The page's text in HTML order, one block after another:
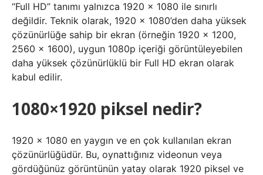
“Full HD” tanımı yalnızca 1920 x 1080 ile sınırlı
değildir. Teknik olarak, 1920 x 1080’den daha yüksek
çözünürlüğe sahip bir ekran (örneğin 1920 x 1200,
2560 x 1600), uygun 1080p içeriği görüntüleyebilen
daha yüksek çözünürlüklü bir Full HD ekran olarak
kabul edilir.
1080×1920 piksel nedir?
1920 x 1080 en yaygın ve en çok kullanılan ekran
çözünürlüğüdür. Bu, oynattığınız videonun veya
gördüğünüz görüntünün yatay olarak 1920 piksel ve